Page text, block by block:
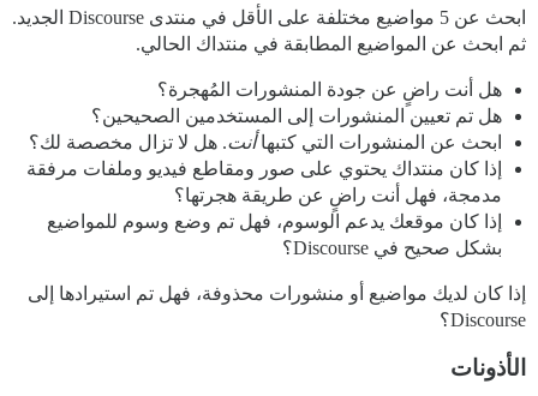
ابحث عن 5 مواضيع مختلفة على الأقل في منتدى Discourse الجديد.
ثم ابحث عن المواضيع المطابقة في منتداك الحالي.
هل أنت راضٍ عن جودة المنشورات المُهجرة؟
هل تم تعيين المنشورات إلى المستخدمين الصحيحين؟
ابحث عن المنشورات التي كتبهاأنت. هل لا تزال مخصصة لك؟
إذا كان منتداك يحتوي على صور ومقاطع فيديو وملفات مرفقة
مدمجة، فهل أنت راضٍ عن طريقة هجرتها؟
إذا كان موقعك يدعم الوسوم، فهل تم وضع وسوم للمواضيع
بشكل صحيح في Discourse؟
إذا كان لديك مواضيع أو منشورات محذوفة، فهل تم استيرادها إلى
Discourse؟
الأذونات